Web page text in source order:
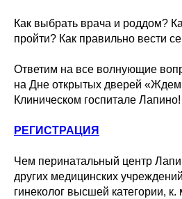
Как выбрать врача и роддом?
пройти? Как правильно вести
Ответим на все волнующие
на Дне открытых дверей
Клиническом госпитале Лапино!
РЕГИСТРАЦИЯ
Чем перинатальный центр
других медицинских
гинеколог высшей категории,